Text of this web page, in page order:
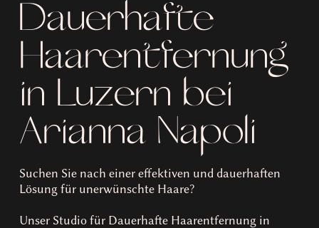
Dauerhafte
Haarentfernung
in Luzern bei
Arianna Napoli
Suchen Sie nach einer effektiven und dauerhaften
Lösung für unerwünschte Haare?
Unser Studio für Dauerhafte Haarentfernung in